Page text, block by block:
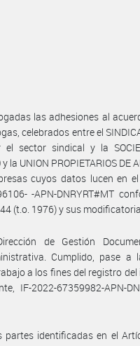
las adhesiones al
celebrados entre el
el sector sindical y la
la UNION PROPIETARIOS DE
cuyos datos lucen en
-APN-DNRYRT#MT
(t.o. 1976) y sus
de Gestión
Cumplido, pase a
a los fines del registro
IF-2022-67359982-APN-
partes identificadas en el